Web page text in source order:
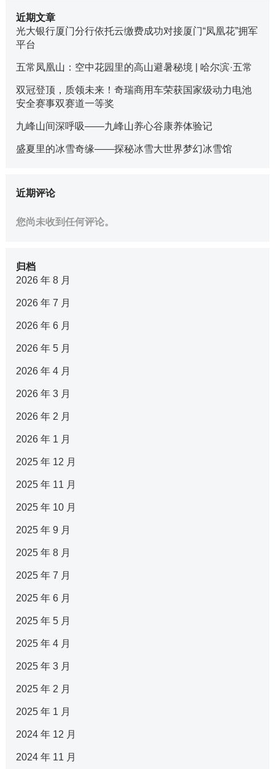
近期文章
光大银行厦门分行依托云缴费成功对接厦门“凤凰花”拥军
平台
五常凤凰山：空中花园里的高山避暑秘境 | 哈尔滨·五常
双冠登顶，质领未来！奇瑞商用车荣获国家级动力电池
安全赛事双赛道一等奖
九峰山间深呼吸——九峰山养心谷康养体验记
盛夏里的冰雪奇缘——探秘冰雪大世界梦幻冰雪馆
近期评论
您尚未收到任何评论。
归档
2026 年 8 月
2026 年 7 月
2026 年 6 月
2026 年 5 月
2026 年 4 月
2026 年 3 月
2026 年 2 月
2026 年 1 月
2025 年 12 月
2025 年 11 月
2025 年 10 月
2025 年 9 月
2025 年 8 月
2025 年 7 月
2025 年 6 月
2025 年 5 月
2025 年 4 月
2025 年 3 月
2025 年 2 月
2025 年 1 月
2024 年 12 月
2024 年 11 月